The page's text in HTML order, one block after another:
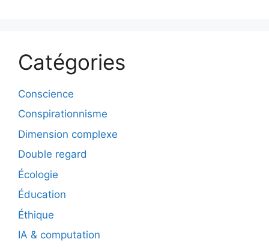
Catégories
Conscience
Conspirationnisme
Dimension complexe
Double regard
Écologie
Éducation
Éthique
IA & computation